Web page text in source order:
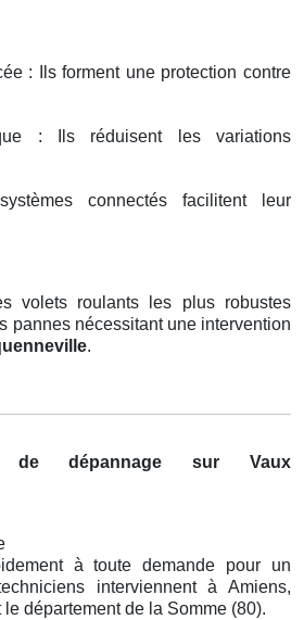
: Ils forment une protection contre
: Ils réduisent les variations
connectés facilitent leur
volets roulants les plus robustes
pannes nécessitant une intervention
.
de dépannage sur Vaux
à toute demande pour un
interviennent à Amiens,
département de la Somme (80).